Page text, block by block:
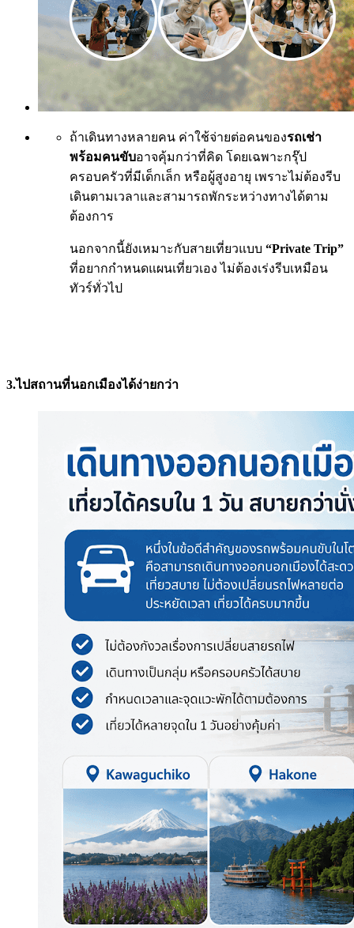
ถ้าเดินทางหลายคน ค่าใช้จ่ายต่อคนของรถเช่า
พร้อมคนขับอาจคุ้มกว่าที่คิด โดยเฉพาะกรุ๊ป
ครอบครัวที่มีเด็กเล็ก หรือผู้สูงอายุ เพราะไม่ต้องรีบ
เดินตามเวลาและสามารถพักระหว่างทางได้ตาม
ต้องการ
นอกจากนี้ยังเหมาะกับสายเที่ยวแบบ “Private Trip”
ที่อยากกำหนดแผนเที่ยวเอง ไม่ต้องเร่งรีบเหมือน
ทัวร์ทั่วไป
3.ไปสถานที่นอกเมืองได้ง่ายกว่า